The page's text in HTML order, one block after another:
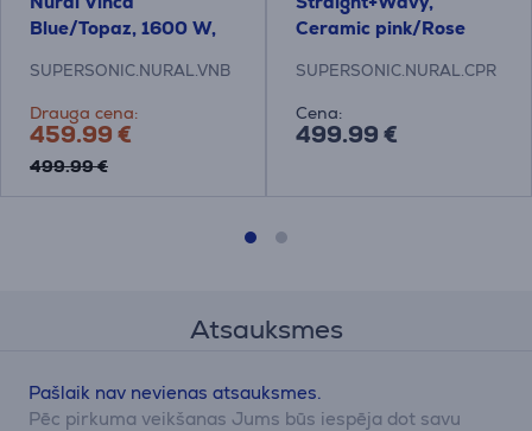
Blue/Topaz, 1600 W,
fēns
SUPERSONIC.NURAL.VNB
Drauga cena:
459.99 €
499.99 €
Ceramic pink/Rose
SUPERSONIC.NURAL.CPR
Cena:
499.99 €
Atsauksmes
Pašlaik nav nevienas atsauksmes.
Pēc pirkuma veikšanas Jums būs iespēja dot savu